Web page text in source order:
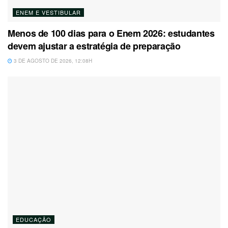
ENEM E VESTIBULAR
Menos de 100 dias para o Enem 2026: estudantes
devem ajustar a estratégia de preparação
3 DE AGOSTO DE 2026, 12:08H
EDUCAÇÃO